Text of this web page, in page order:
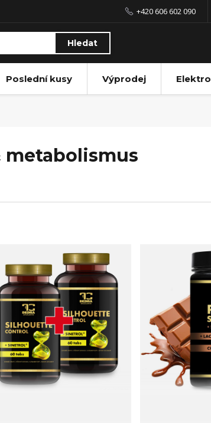
Hledat
+420 606 602 090
Poslední kusy Výprodej Elektro
metabolismus